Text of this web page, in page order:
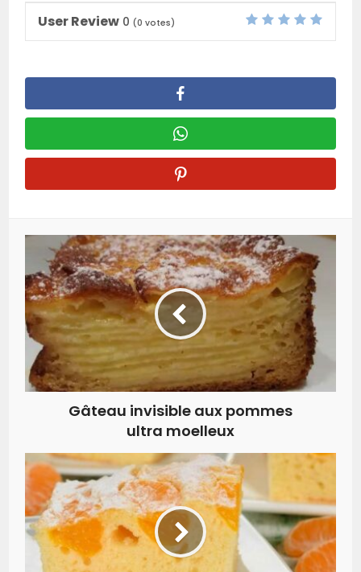
User Review 0 (0 votes)
Gâteau invisible aux pommes
ultra moelleux